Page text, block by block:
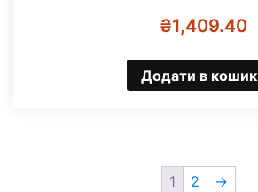
₴1,409.40
Додати в кошик
1 2
→